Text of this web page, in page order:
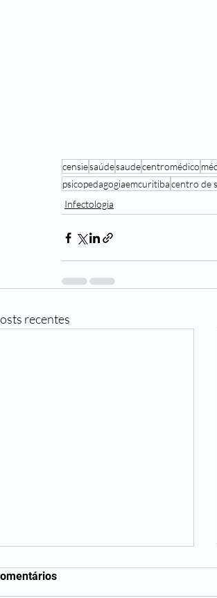
censiesaúdesaudecentromédico
psicopedagogiaemcuritibacentro de
Infectologia
recentes